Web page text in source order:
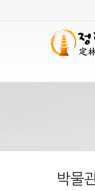
박물
스케
스케
스케
스케